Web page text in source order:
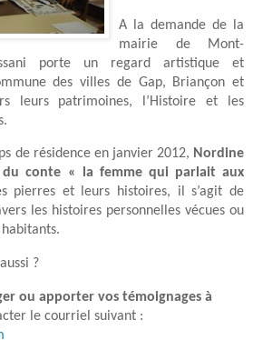
A la demande de la
mairie de Mont-
porte un regard artistique et
des villes de Gap, Briançon et
leurs patrimoines, l’Histoire et les
de résidence en janvier 2012, Nordine
du conte « la femme qui parlait aux
pierres et leurs histoires, il s’agit de
les histoires personnelles vécues ou
?
ou apporter vos témoignages à
le courriel suivant :